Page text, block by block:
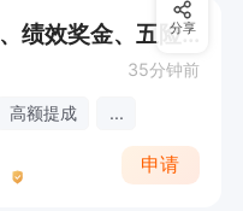
管路销售工程师（大小周、绩效奖金、五险一金、年底双薪、带薪年假、员工旅游、全勤奖）
35分钟前
高额提成 ...
申请
分享